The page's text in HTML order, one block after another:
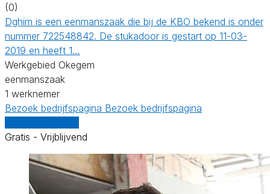
(0)
Dghim is een eenmanszaak die bij de KBO bekend is onder
nummer 722548842. De stukadoor is gestart op 11-03-
2019 en heeft 1…
Werkgebied Okegem
eenmanszaak
1 werknemer
Bezoek bedrijfspagina Bezoek bedrijfspagina
Gratis - Vrijblijvend